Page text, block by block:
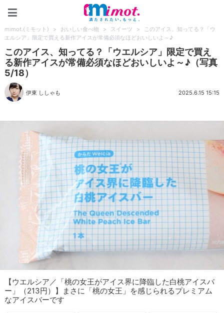
mimot.(ミモット) > おいしい食べ物 > スイーツ >
このアイス、知ってる？「ウ
エルシア」限定で買える新作アイスが常備必須なほどおいしいよ～♪
このアイス、知ってる？「ウエルシア」限定で買え
る新作アイスが常備必須なほどおいしいよ～♪（写真
5/18）
伊東 ししゃも 2025.6.15 15:15
【ウエルシア／「桃の女王がアイス界に降臨した白桃アイスバ
ー」（213円）】まさに「桃の女王」を感じられるプレミアム
なアイスバーです